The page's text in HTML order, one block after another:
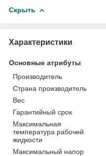
Скрыть
Характеристики
Основные атрибуты
Производитель
Страна производитель
Вес
Гарантийный срок
Максимальная
температура рабочей
жидкости
Максимальный напор